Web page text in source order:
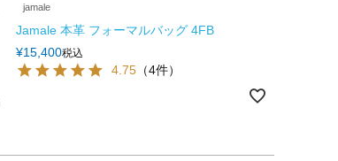
jamale
Jamale 本革 フォーマルバッグ 4FB
¥15,400税込
4.75 （4件）